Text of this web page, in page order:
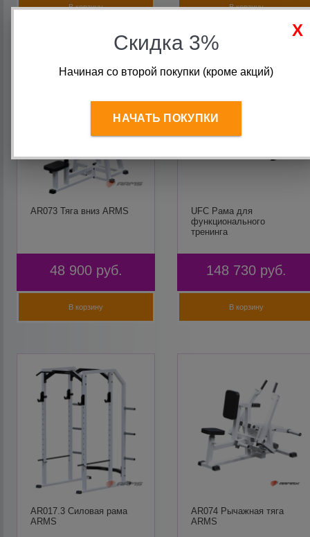
В корзину В корзину
AR073 Тяга вниз ARMS
48 900 руб.
В корзину
UFC Рама для
функционального
тренинга
148 730 руб.
В корзину
AR017.3 Силовая рама
ARMS
AR074 Рычажная тяга
ARMS
Скидка 3%
Начиная со второй покупки (кроме акций)
НАЧАТЬ ПОКУПКИ